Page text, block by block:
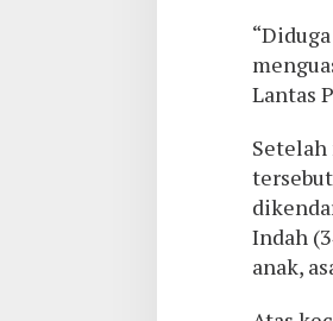
Lantas
Setelah
Indah
anak,